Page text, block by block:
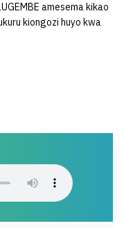
amesema kikao
kiongozi huyo kwa